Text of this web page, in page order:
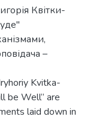
Квітки-
–
Kvitka-
be Well” are
laid down in